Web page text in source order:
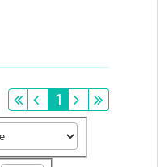
primeiro
anterior
1 próximo